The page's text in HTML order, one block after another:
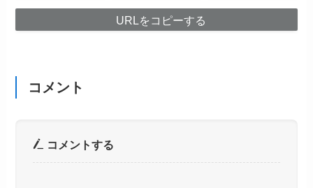
URLをコピーする
コメント
コメントする